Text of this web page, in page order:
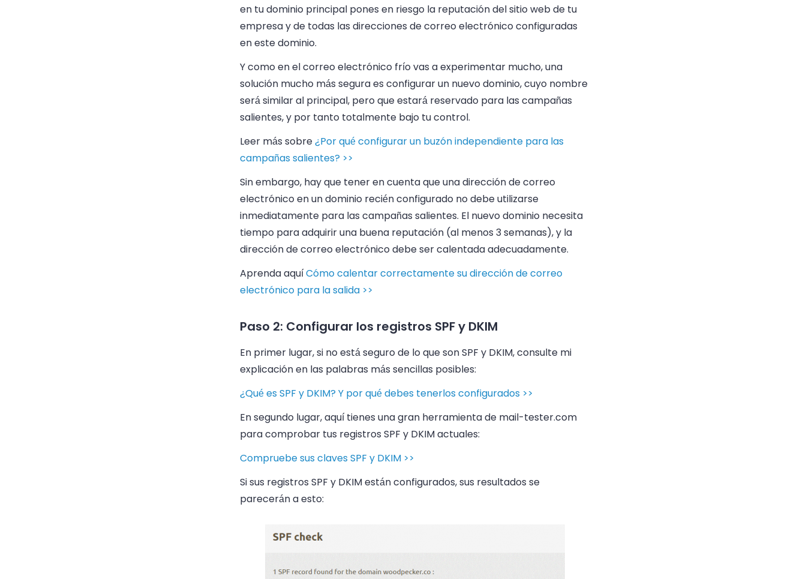
en tu dominio principal pones en riesgo la reputación del sitio web de tu
empresa y de todas las direcciones de correo electrónico configuradas
en este dominio.
Y como en el correo electrónico frío vas a experimentar mucho, una
solución mucho más segura es configurar un nuevo dominio, cuyo nombre
será similar al principal, pero que estará reservado para las campañas
salientes, y por tanto totalmente bajo tu control.
Leer más sobre¿Por qué configurar un buzón independiente para las
campañas salientes? >>
Sin embargo, hay que tener en cuenta que una dirección de correo
electrónico en un dominio recién configurado no debe utilizarse
inmediatamente para las campañas salientes. El nuevo dominio necesita
tiempo para adquirir una buena reputación (al menos 3 semanas), y la
dirección de correo electrónico debe ser calentada adecuadamente.
Aprenda aquíCómo calentar correctamente su dirección de correo
electrónico para la salida >>
Paso 2: Configurar los registros SPF y DKIM
En primer lugar, si no está seguro de lo que son SPF y DKIM, consulte mi
explicación en las palabras más sencillas posibles:
¿Qué es SPF y DKIM? Y por qué debes tenerlos configurados >>
En segundo lugar, aquí tienes una gran herramienta de mail-tester.com
para comprobar tus registros SPF y DKIM actuales:
Compruebe sus claves SPF y DKIM >>
Si sus registros SPF y DKIM están configurados, sus resultados se
parecerán a esto: